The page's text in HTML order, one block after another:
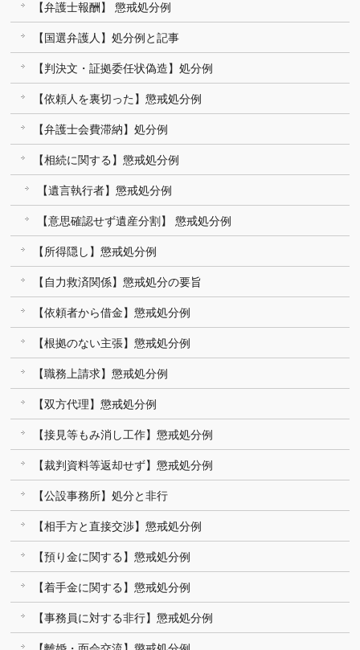
【弁護士報酬】 懲戒処分例
【国選弁護人】処分例と記事
【判決文・証拠委任状偽造】処分例
【依頼人を裏切った】懲戒処分例
【弁護士会費滞納】処分例
【相続に関する】懲戒処分例
【遺言執行者】懲戒処分例
【意思確認せず遺産分割】 懲戒処分例
【所得隠し】懲戒処分例
【自力救済関係】懲戒処分の要旨
【依頼者から借金】懲戒処分例
【根拠のない主張】懲戒処分例
【職務上請求】懲戒処分例
【双方代理】懲戒処分例
【接見等もみ消し工作】懲戒処分例
【裁判資料等返却せず】懲戒処分例
【公設事務所】処分と非行
【相手方と直接交渉】懲戒処分例
【預り金に関する】懲戒処分例
【着手金に関する】懲戒処分例
【事務員に対する非行】懲戒処分例